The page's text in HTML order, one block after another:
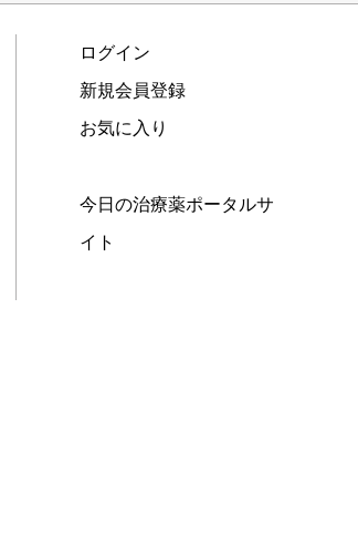
ログイン
新規会員登録
お気に入り
今日の治療薬ポータルサ
イト